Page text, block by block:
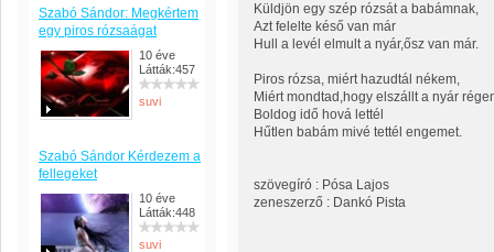
Szabó Sándor: Megkértem
egy piros rózsaágat
10 éve
Látták:457
suvi
Szabó Sándor Kérdezem a
fellegeket
10 éve
Látták:448
suvi
Küldjön egy szép rózsát a babámnak,
Azt felelte késő van már
Hull a levél elmult a nyár,ősz van már.
Piros rózsa, miért hazudtál nékem,
Miért mondtad,hogy elszállt a nyár
Boldog idő hová lettél
Hűtlen babám mivé tettél engemet.
szövegíró : Pósa Lajos
zeneszerző : Dankó Pista